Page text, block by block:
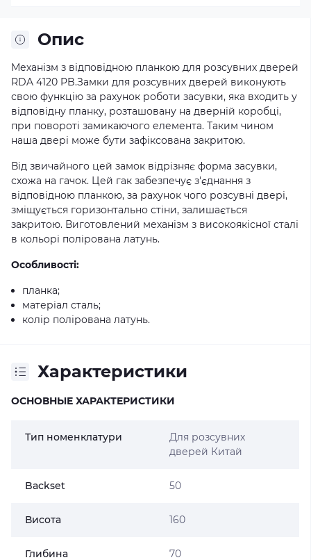
Опис
Механізм з відповідною планкою для розсувних дверей
RDA 4120 PB.Замки для розсувних дверей виконують
свою функцію за рахунок роботи засувки, яка входить у
відповідну планку, розташовану на дверній коробці,
при повороті замикаючого елемента. Таким чином
наша двері може бути зафіксована закритою.
Від звичайного цей замок відрізняє форма засувки,
схожа на гачок. Цей гак забезпечує з'єднання з
відповідною планкою, за рахунок чого розсувні двері,
зміщується горизонтально стіни, залишається
закритою. Виготовлений механізм з високоякісної сталі
в кольорі полірована латунь.
Особливості:
планка;
матеріал сталь;
колір полірована латунь.
Характеристики
ОСНОВНЫЕ ХАРАКТЕРИСТИКИ
Тип номенклатури
Для розсувних
дверей Китай
Backset 50
Висота 160
Глибина 70